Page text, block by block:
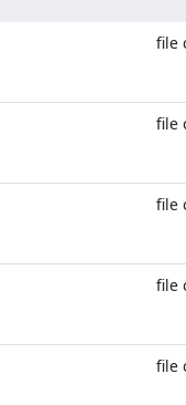
file
file
file
file
file